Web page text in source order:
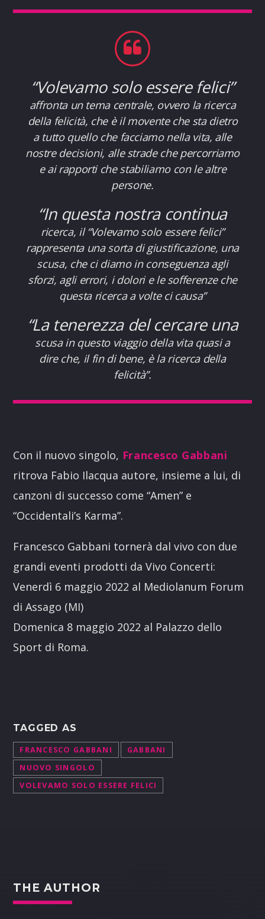
“Volevamo solo essere felici”
affronta un tema centrale, ovvero la ricerca
della felicità, che è il movente che sta dietro
a tutto quello che facciamo nella vita, alle
nostre decisioni, alle strade che percorriamo
e ai rapporti che stabiliamo con le altre
persone.
“In questa nostra continua
ricerca, il “Volevamo solo essere felici”
rappresenta una sorta di giustificazione, una
scusa, che ci diamo in conseguenza agli
sforzi, agli errori, i dolori e le sofferenze che
questa ricerca a volte ci causa”
“La tenerezza del cercare una
scusa in questo viaggio della vita quasi a
dire che, il fin di bene, è la ricerca della
felicità”.
Con il nuovo singolo, Francesco Gabbani
ritrova Fabio Ilacqua autore, insieme a lui, di
canzoni di successo come “Amen” e
“Occidentali’s Karma”.
Francesco Gabbani tornerà dal vivo con due
grandi eventi prodotti da Vivo Concerti:
Venerdì 6 maggio 2022 al Mediolanum Forum
di Assago (MI)
Domenica 8 maggio 2022 al Palazzo dello
Sport di Roma.
TAGGED AS
FRANCESCO GABBANI
GABBANI
NUOVO SINGOLO
VOLEVAMO SOLO ESSERE FELICI
THE AUTHOR